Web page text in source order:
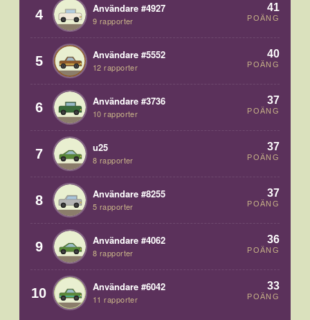
4 Användare #4927
9 rapporter
41
POÄNG
5 Användare #5552
12 rapporter
40
POÄNG
6 Användare #3736
10 rapporter
37
POÄNG
7 u25
8 rapporter
37
POÄNG
8 Användare #8255
5 rapporter
37
POÄNG
9 Användare #4062
8 rapporter
36
POÄNG
10 Användare #6042
11 rapporter
33
POÄNG